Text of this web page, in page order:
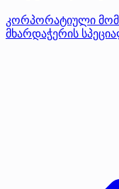
კორპორატიული
მხარდაჭერის